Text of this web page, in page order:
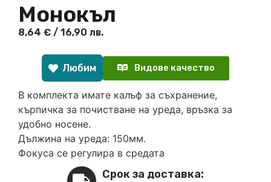
Монокъл
8,64 € / 16,90 лв.
Любим Видове качество
В комплекта имате калъф за съхранение,
кърпичка за почистване на уреда, връзка за
удобно носене.
Дължина на уреда: 150мм.
Фокуса се регулира в средата
Срок за доставка: